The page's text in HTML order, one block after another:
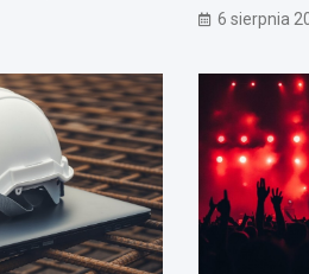
6 sierpnia